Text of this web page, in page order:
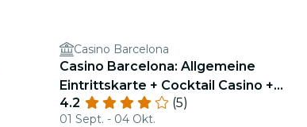
Casino Barcelona
Casino Barcelona: Allgemeine
Eintrittskarte + Cocktail Casino +
Merchandising
4.2 (5)
01 Sept. - 04 Okt.